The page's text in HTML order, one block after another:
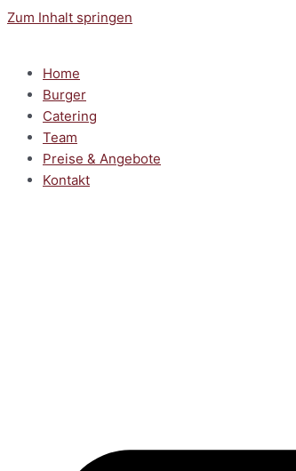
Zum Inhalt springen
Home
Burger
Catering
Team
Preise & Angebote
Kontakt